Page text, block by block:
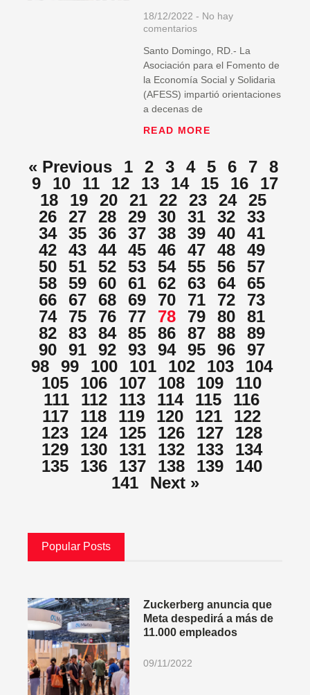
18/12/2022
No hay
comentarios
Santo Domingo, RD.- La
Asociación para el Fomento de
la Economía Social y Solidaria
(AFESS) impartió orientaciones
a decenas de
READ MORE
« Previous 1 2 3 4 5 6 7
8
9
10 11 12 13 14 15 16
17
18
19 20 21 22 23 24
25
26
27 28 29 30 31 32
33
34
35 36 37 38 39 40
41
42
43 44 45 46 47 48
49
50
51 52 53 54 55 56
57
58
59 60 61 62 63 64
65
66
67 68 69 70 71 72
73
74
75 76 77 78 79 80
81
82
83 84 85 86 87 88
89
90
91 92 93 94 95 96
97
98
99 100 101 102 103
104
105
106 107 108 109
110
111
112 113 114 115
116
117
118 119 120 121
122
123
124 125 126 127
128
129
130 131 132 133
134
135
136 137 138 139
140
141
Next »
Popular Posts
Zuckerberg anuncia que
Meta despedirá a más de
11.000 empleados
09/11/2022